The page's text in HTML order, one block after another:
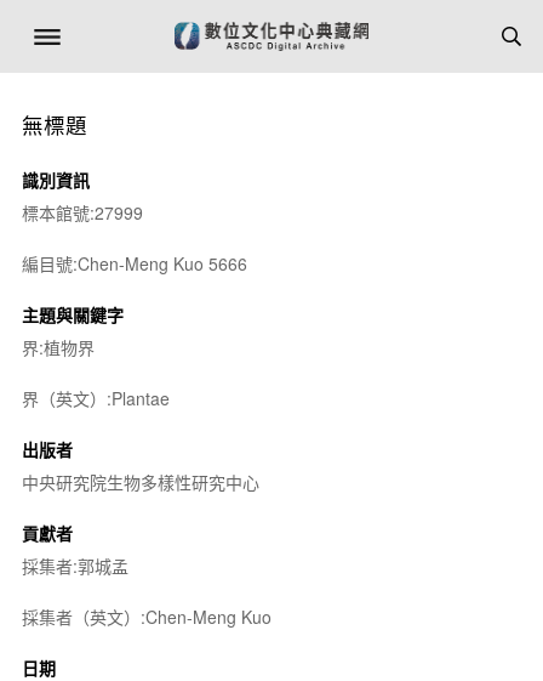
無標題
識別資訊
標本館號:27999
編目號:Chen-Meng Kuo 5666
主題與關鍵字
界:植物界
界（英文）:Plantae
出版者
中央研究院生物多樣性研究中心
貢獻者
採集者:郭城孟
採集者（英文）:Chen-Meng Kuo
日期